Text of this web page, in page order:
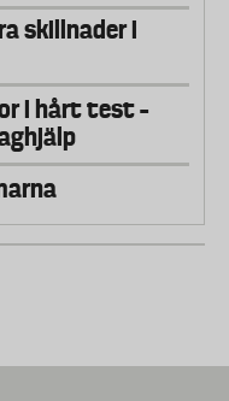
skillnader i
i hårt test –